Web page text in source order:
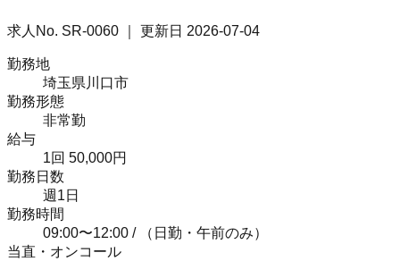
求人No. SR-0060 ｜ 更新日 2026-07-04
勤務地
埼玉県川口市
勤務形態
非常勤
給与
1回 50,000円
勤務日数
週1日
勤務時間
09:00〜12:00 / （日勤・午前のみ）
当直・オンコール